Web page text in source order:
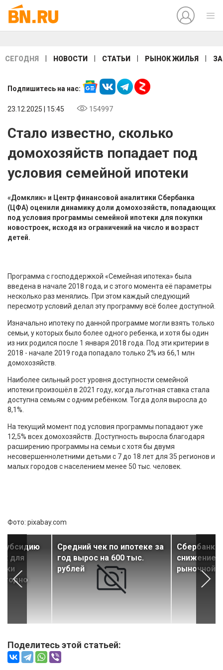
СЕГОДНЯ НОВОСТИ СТАТЬИ РЫНОК ЖИЛЬЯ
Подпишитесь на нас:
23.12.2025 | 15:45 154997
Стало известно, сколько
домохозяйств попадает под
условия семейной ипотеки
«Домклик» и Центр финансовой аналитики Сбербанка
(ЦФА) оценили динамику доли домохозяйств, попадающих
под условия программы семейной ипотеки для покупки
новостроек, исходя из ограничений на число и возраст
детей.
Программа с господдержкой «Семейная ипотека» была
введена в начале 2018 года, и с этого момента её параметры
несколько раз менялись. При этом каждый следующий
пересмотр условий делал эту программу всё более доступной.
Изначально ипотеку по данной программе могли взять только
семьи, у которых было более одного ребенка, и хотя бы один
из них родился после 1 января 2018 года. Под эти критерии в
2018 - начале 2019 года попадало только 2% из 66,1 млн
домохозяйств.
Наиболее сильный рост уровня доступности семейной
ипотеки произошёл в 2021 году, когда льготная ставка стала
доступна семьям с одним ребёнком. Тогда доля выросла до
8,1%.
На текущий момент под условия программы попадают уже
12,5% всех домохозяйств. Доступность выросла благодаря
расширению программы на семьи с хотя бы двумя
несовершеннолетними детьми с 7 до 18 лет для 35 регионов и
малых городов с населением менее 50 тыс. человек.
Фото: pixabay.com
для
Средний чек по ипотеке за
год вырос на 600 тыс.
рублей
Сбербанк
снижение
рыночной
Поделитесь этой статьей: